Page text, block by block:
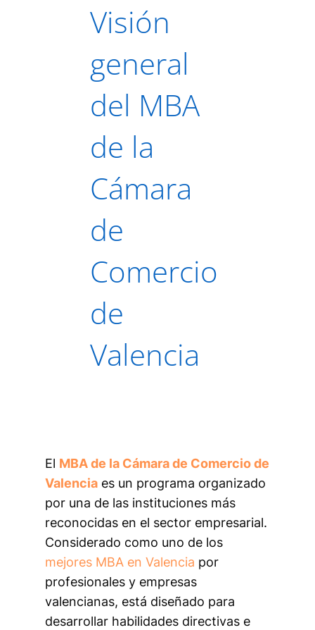
Visión
general
del MBA
de la
Cámara
de
Comercio
de
Valencia
El MBA de la Cámara de Comercio de
Valencia es un programa organizado
por una de las instituciones más
reconocidas en el sector empresarial.
Considerado como uno de los
mejores MBA en Valencia por
profesionales y empresas
valencianas, está diseñado para
desarrollar habilidades directivas e